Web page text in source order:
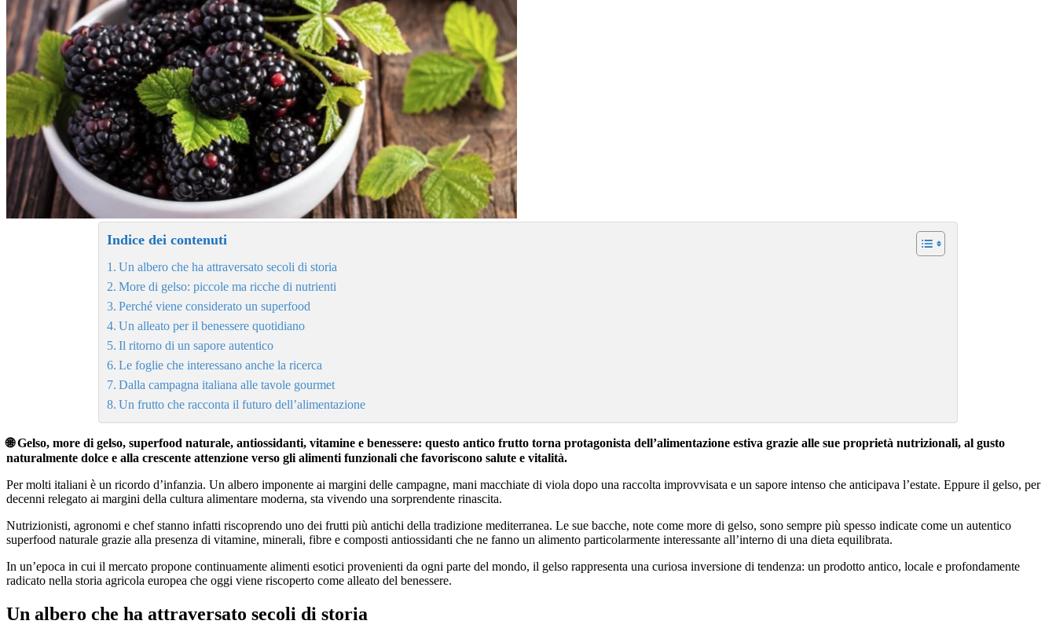
Indice dei contenuti
Un albero che ha attraversato secoli di storia
More di gelso: piccole ma ricche di nutrienti
Perché viene considerato un superfood
Un alleato per il benessere quotidiano
Il ritorno di un sapore autentico
Le foglie che interessano anche la ricerca
Dalla campagna italiana alle tavole gourmet
Un frutto che racconta il futuro dell’alimentazione
🌐 Gelso, more di gelso, superfood naturale, antiossidanti, vitamine e benessere: questo antico frutto torna protagonista dell’alimentazione estiva grazie alle sue proprietà nutrizionali, al gusto
naturalmente dolce e alla crescente attenzione verso gli alimenti funzionali che favoriscono salute e vitalità.
Per molti italiani è un ricordo d’infanzia. Un albero imponente ai margini delle campagne, mani macchiate di viola dopo una raccolta improvvisata e un sapore intenso che anticipava l’estate. Eppure il gelso, per
decenni relegato ai margini della cultura alimentare moderna, sta vivendo una sorprendente rinascita.
Nutrizionisti, agronomi e chef stanno infatti riscoprendo uno dei frutti più antichi della tradizione mediterranea. Le sue bacche, note come more di gelso, sono sempre più spesso indicate come un autentico
superfood naturale grazie alla presenza di vitamine, minerali, fibre e composti antiossidanti che ne fanno un alimento particolarmente interessante all’interno di una dieta equilibrata.
In un’epoca in cui il mercato propone continuamente alimenti esotici provenienti da ogni parte del mondo, il gelso rappresenta una curiosa inversione di tendenza: un prodotto antico, locale e profondamente
radicato nella storia agricola europea che oggi viene riscoperto come alleato del benessere.
Un albero che ha attraversato secoli di storia